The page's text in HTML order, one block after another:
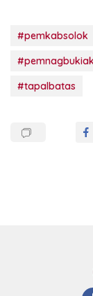
#pemkabsolok
#tapalbatas